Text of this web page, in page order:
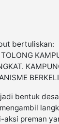
bertuliskan:
TOLONG
bentuk
aksi preman